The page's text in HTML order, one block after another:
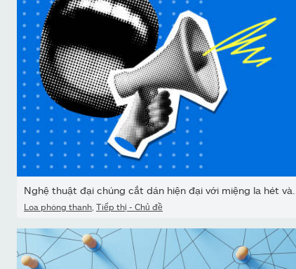
Nghệ thuật đại chúng cắt dán hiện đại với miệng la hét và...
Loa phóng thanh Tiếp thị - Chủ đề